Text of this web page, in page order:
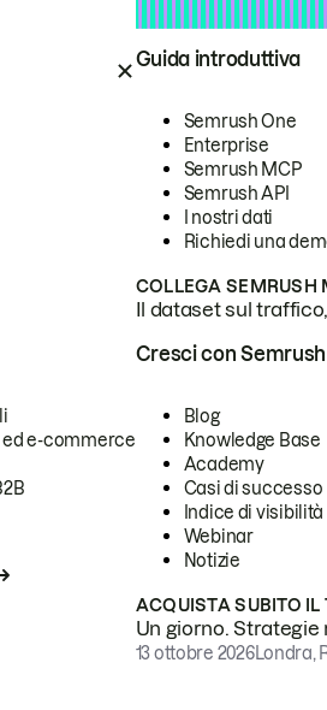
Guida introduttiva
Semrush One
Enterprise
Semrush MCP
Semrush API
I nostri dati
Richiedi una
COLLEGA SEMRUSH
Il dataset sul
e-commerce
Cresci con Semrush
Blog
Knowledge Base
Academy
Casi di successo
Indice di visibilità
Webinar
Notizie
ACQUISTA SUBITO IL
Un giorno.
13 ottobre 2026Londra,